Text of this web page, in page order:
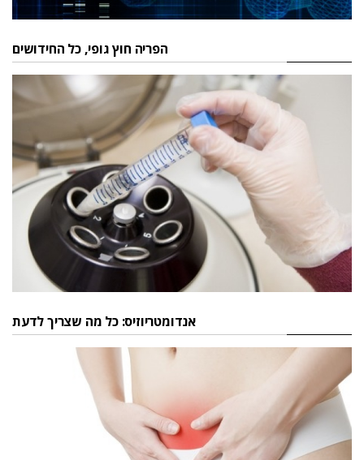
הפריה חוץ גופי, כל החידושים
אנדומטריוזיס: כל מה שצריך לדעת